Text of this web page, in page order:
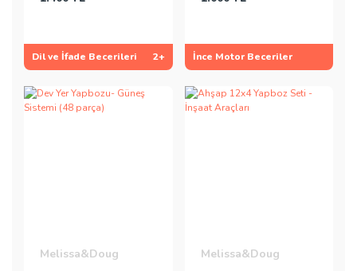
Dil ve İfade Becerileri 2+ İnce Motor Beceriler
Melissa&Doug
Melissa&Doug